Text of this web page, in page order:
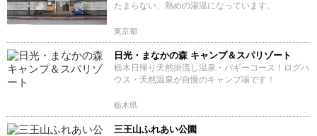
たまらない、熱めの湯温になっています。
東京都
日光・まなかの森 キャンプ＆スパリゾート
栃木日帰り天然掛流し温泉・バギーコース！ログハ
ウス・天然温泉が自慢のキャンプ場です！
栃木県
三王山ふれあい公園